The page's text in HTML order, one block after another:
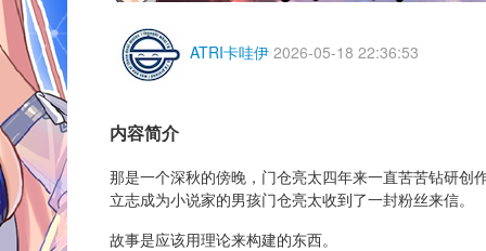
ATRI卡哇伊 2026-05-18 22:36:53
内容简介
那是一个深秋的傍晚，门仓亮太四年来一直苦苦钻研创
立志成为小说家的男孩门仓亮太收到了一封粉丝来信。
故事是应该用理论来构建的东西。